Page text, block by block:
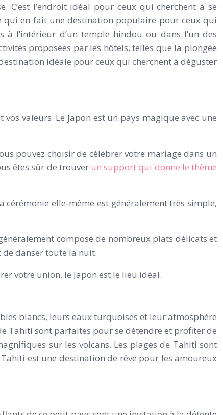
l’endroit idéal pour ceux qui cherchent à se
en fait une destination populaire pour ceux qui
l’intérieur d’un temple hindou ou dans l’un des
proposées par les hôtels, telles que la plongée
idéale pour ceux qui cherchent à déguster
valeurs. Le Japon est un pays magique avec une
pouvez choisir de célébrer votre mariage dans un
êtes sûr de trouver un support qui donne le thème
elle-même est généralement très simple,
composé de nombreux plats délicats et
de danser toute la nuit.
votre union, le Japon est le lieu idéal.
blancs, leurs eaux turquoises et leur atmosphère
Tahiti sont parfaites pour se détendre et profiter de
sur les volcans. Les plages de Tahiti sont
est une destination de rêve pour les amoureux